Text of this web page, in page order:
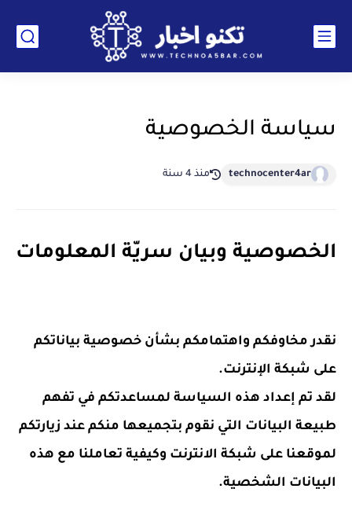
سياسة الخصوصية
technocenter4ar منذ 4 سنة
الخصوصية وبيان سريّة المعلومات
نقدر مخاوفكم واهتمامكم بشأن خصوصية بياناتكم
على شبكة الإنترنت.
لقد تم إعداد هذه السياسة لمساعدتكم في تفهم
طبيعة البيانات التي نقوم بتجميعها منكم عند زيارتكم
لموقعنا على شبكة الانترنت وكيفية تعاملنا مع هذه
البيانات الشخصية.